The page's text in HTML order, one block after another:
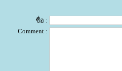
ชื่อ :
Comment :